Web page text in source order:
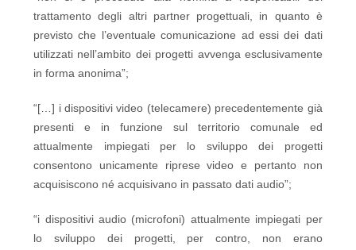
trattamento degli altri partner progettuali, in quanto è
previsto che l’eventuale comunicazione ad essi dei dati
utilizzati nell’ambito dei progetti avvenga esclusivamente
in forma anonima”;
“[…] i dispositivi video (telecamere) precedentemente già
presenti e in funzione sul territorio comunale ed
attualmente impiegati per lo sviluppo dei progetti
consentono unicamente riprese video e pertanto non
acquisiscono né acquisivano in passato dati audio”;
“i dispositivi audio (microfoni) attualmente impiegati per
lo sviluppo dei progetti, per contro, non erano